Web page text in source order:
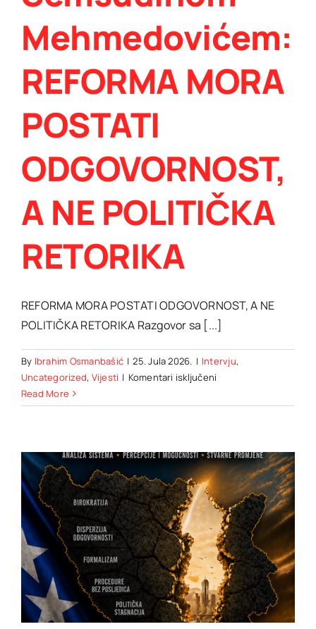
Mehmedovićem:
REFORMA MORA
POSTATI
ODGOVORNOST,
A NE POLITIČKA
RETORIKA
REFORMA MORA POSTATI ODGOVORNOST, A NE
POLITIČKA RETORIKA Razgovor sa [...]
By Ibrahim Osmanbašić | 25. Jula 2026. | Intervju,
Uncategorized, Vijesti | Komentari isključeni
sa
REFORMA
MORA
POSTATI
ODGOVORNOST,
A
NE
POLITIČKA
RETORIKA
Read More